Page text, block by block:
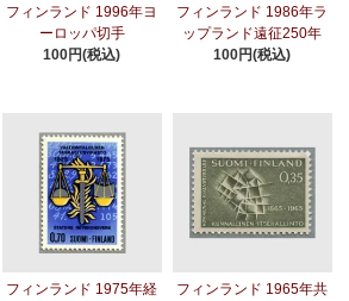
フィンランド 1996年ヨ
ーロッパ切手
100円(税込)
フィンランド 1986年ラ
ップランド遠征250年
100円(税込)
フィンランド 1975年経
フィンランド 1965年共